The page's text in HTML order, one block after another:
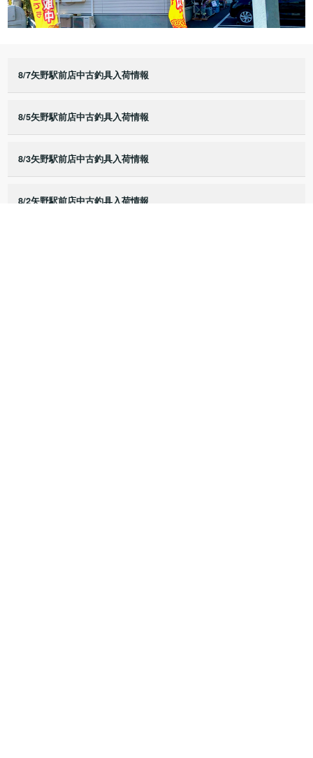
8/7矢野駅前店中古釣具入荷情報
8/5矢野駅前店中古釣具入荷情報
8/3矢野駅前店中古釣具入荷情報
8/2矢野駅前店中古釣具入荷情報